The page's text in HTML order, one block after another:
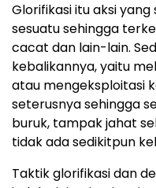
Glorifikasi itu aksi
sesuatu sehingga
cacat dan lain-lain.
kebalikannya, yaitu
atau mengeksploitasi
seterusnya sehingga
buruk, tampak jahat
tidak ada sedikitpun
Taktik glorifikasi dan